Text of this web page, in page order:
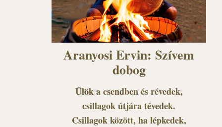
Aranyosi Ervin: Szívem
dobog
Ülök a csendben és révedek,
csillagok útjára tévedek.
Csillagok között, ha lépkedek,